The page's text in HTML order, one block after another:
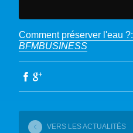
Comment préserver l'eau
BFMBUSINESS
VERS LES ACTUALITÉS